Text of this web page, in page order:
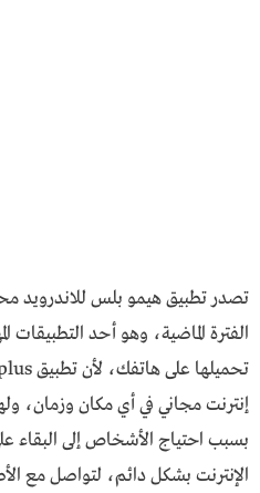
تصدر تطبيق هيمو بلس
الفترة الماضية، وهو أحد التطبيقات
إنترنت مجاني في أي مكان وزمان،
بسبب احتياج الأشخاص إلى البقاء
الإنترنت بشكل دائم، لتواصل مع